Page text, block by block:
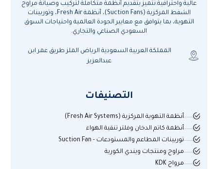
عالية واحترافية.نتميز بتقديم أنظمة متكاملة لتركيب وصيانة مراوح
الشفط المركزية (Suction Fans)، أنظمة Fresh Air، وتوربينات
التهوية، بما يتوافق مع معايير الجودة العالمية واحتياجات السوق
السعودي الصناعي والتجاري.
المملكة العربية السعودية الرياض الملز طريق عمر ابن
عبدالعزيز
التصنيفات
أنظمة التهوية المركزية (Fresh Air Systems)
أنظمة كاتم الدخان وفلتر تنقية الهواء
توربينات المطاعم والمستودعات - Suction Fan
مراوح ومنتجات ويندي الكورية
مرواح KDK